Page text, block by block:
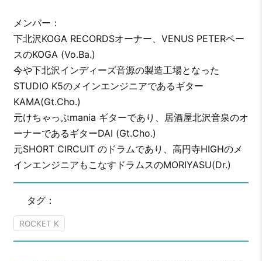
メンバー：
下北沢KOGA RECORDSオーナー、VENUS PETERベー
スのKOGA (Vo.Ba.)
今や下北沢インディーズ音源の製造工場となった
STUDIO K5のメインエンジニアであるギター
KAMA(Gt.Cho.)
元けちゃっぷmania ギターであり、居酒屋北沢音泉のオ
ーナーであるギターDAI (Gt.Cho.)
元SHORT CIRCUIT のドラムであり、高円寺HIGHのメ
インエンジニアもこなすドラムスのMORIYASU(Dr.)
タグ：
ROCKET K